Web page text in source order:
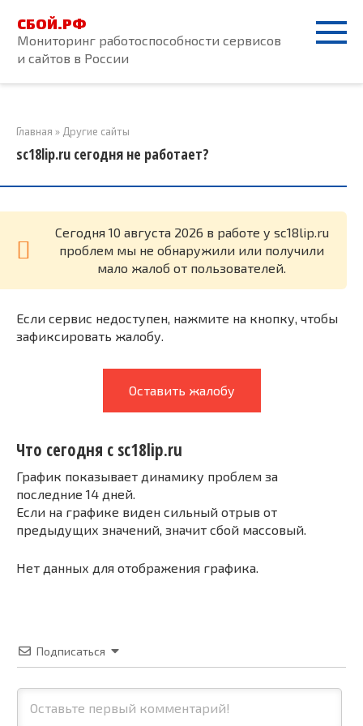
контенту
СБОЙ.РФ
Мониторинг работоспособности сервисов
и сайтов в России
Главная » Другие сайты
sc18lip.ru сегодня не работает?
Cегодня 10 августа 2026 в работе у sc18lip.ru
проблем мы не обнаружили или получили
мало жалоб от пользователей.
Если сервис недоступен, нажмите на кнопку, чтобы
зафиксировать жалобу.
Оставить жалобу
Что сегодня с sc18lip.ru
График показывает динамику проблем за
последние 14 дней.
Если на графике виден сильный отрыв от
предыдущих значений, значит сбой массовый.
Нет данных для отображения графика.
Подписаться